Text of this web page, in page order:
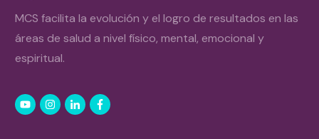
MCS facilita la evolución y el logro de resultados en las
áreas de salud a nivel físico, mental, emocional y
espiritual.